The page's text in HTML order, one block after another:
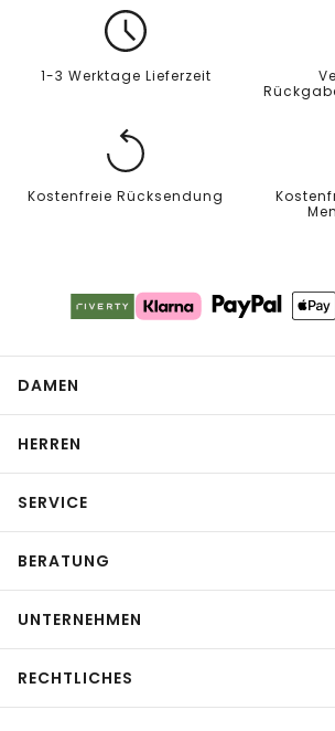
1-3 Werktage Lieferzeit
Kostenfreie Rücksendung
DAMEN
HERREN
SERVICE
BERATUNG
UNTERNEHMEN
RECHTLICHES